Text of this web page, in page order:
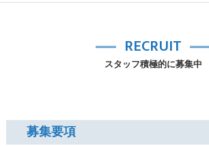
スタッフ積極的に募集中
RECRUIT
募集要項